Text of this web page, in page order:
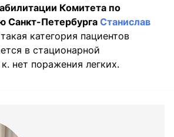
Комитета по
Санкт-Петербурга Станислав
категория пациентов
в стационарной
нет поражения легких.